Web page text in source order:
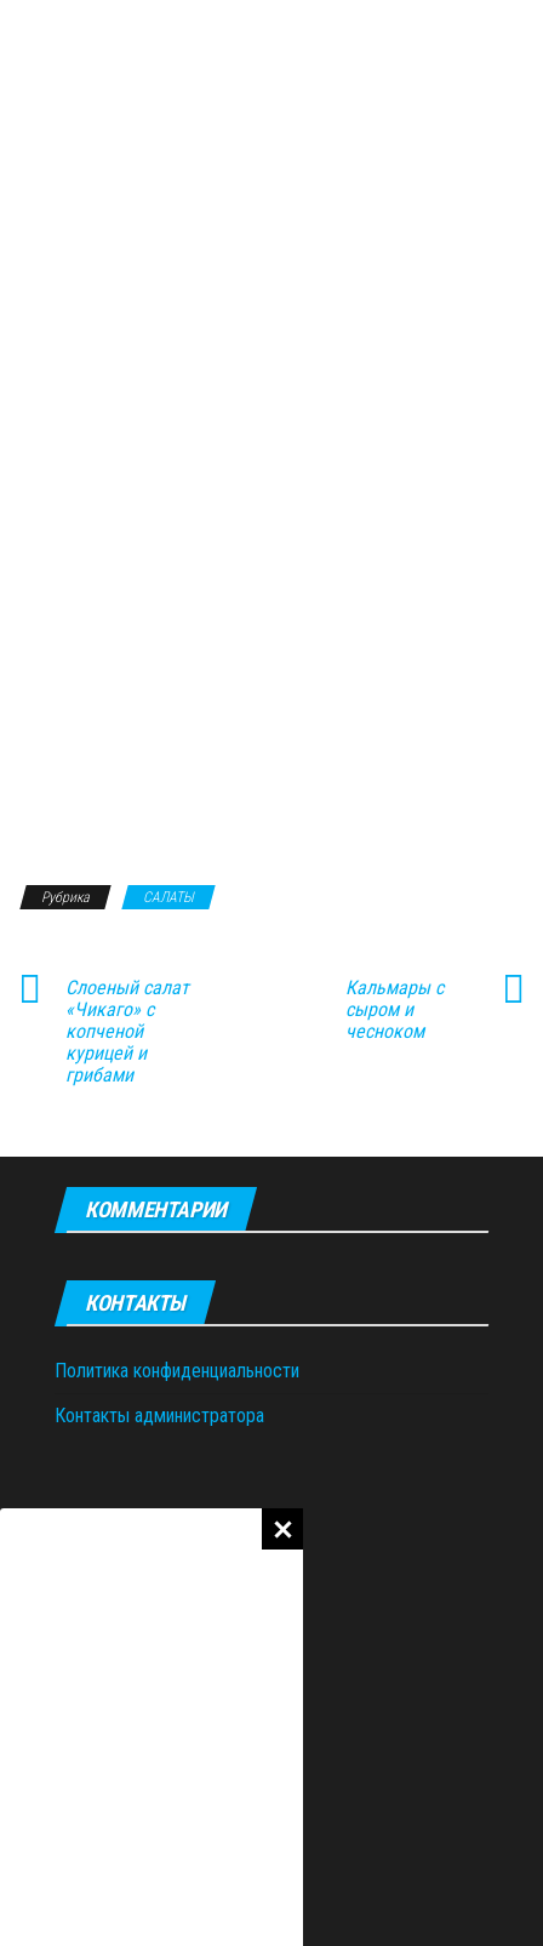
Рубрика САЛАТЫ
Слоеный салат
«Чикаго» с
копченой
курицей и
грибами
Кальмары с
сыром и
чесноком
КОММЕНТАРИИ
КОНТАКТЫ
Политика конфиденциальности
Контакты администратора